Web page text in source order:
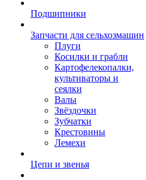
Подшипники
Запчасти для сельхозмашин
Плуги
Косилки и грабли
Картофелекопалки,
культиваторы и
сеялки
Валы
Звёздочки
Зубчатки
Крестовины
Лемехи
Цепи и звенья